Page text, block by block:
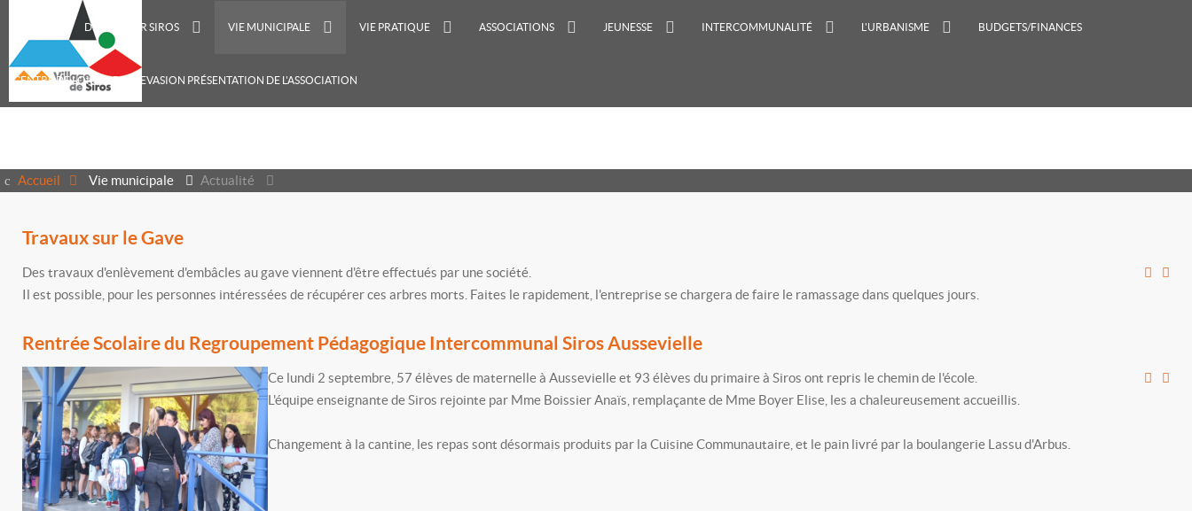
DÉCOUVRIR SIROS VIE MUNICIPALE VIE PRATIQUE ASSOCIATIONS JEUNESSE INTERCOMMUNALITÉ L'URBANISME BUDGETS/FINANCES
CENTRE DE LOISIRS RECREVASION PRÉSENTATION DE L'ASSOCIATION
Accueil Vie municipale Actualité
Travaux sur le Gave
Des travaux d'enlèvement d'embâcles au gave viennent d'être effectués par une société.
Il est possible, pour les personnes intéressées de récupérer ces arbres morts. Faites le rapidement, l'entreprise se chargera de faire le ramassage dans quelques jours.
Rentrée Scolaire du Regroupement Pédagogique Intercommunal Siros Aussevielle
Ce lundi 2 septembre, 57 élèves de maternelle à Aussevielle et 93 élèves du primaire à Siros ont repris le chemin de l'école.
L'équipe enseignante de Siros rejointe par Mme Boissier Anaïs, remplaçante de Mme Boyer Elise, les a chaleureusement accueillis.
Changement à la cantine, les repas sont désormais produits par la Cuisine Communautaire, et le pain livré par la boulangerie Lassu d'Arbus.